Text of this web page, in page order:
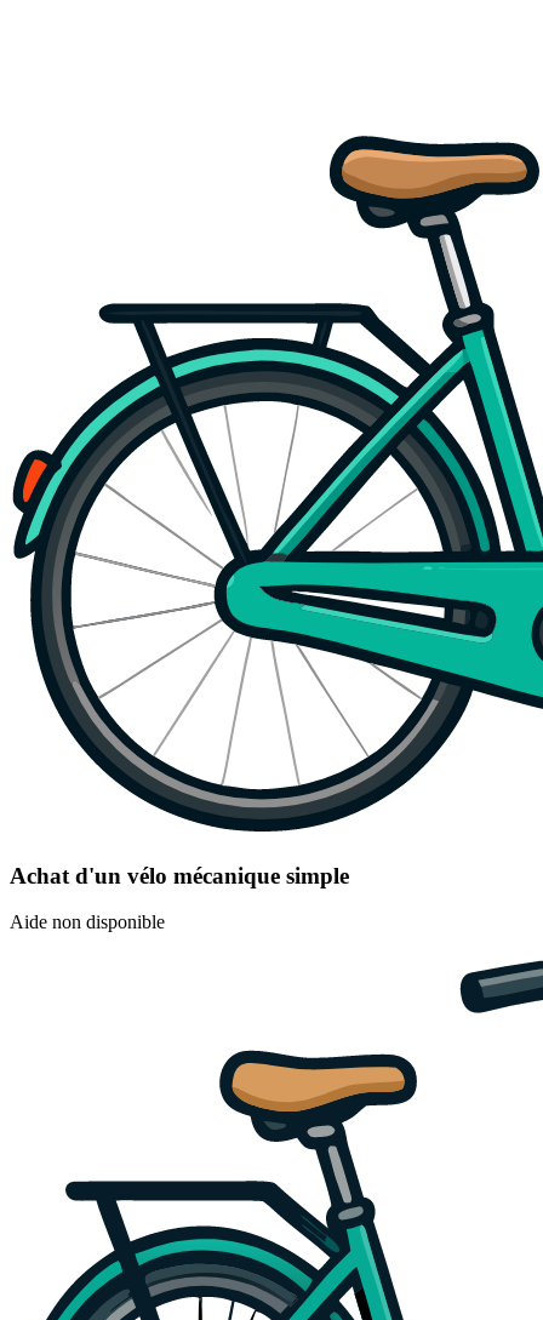
Achat d'un vélo mécanique simple
Aide non disponible